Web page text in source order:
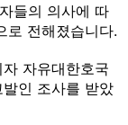
들의 의사에 따
로 전해졌습니다.
자유대한호국
인 조사를 받았